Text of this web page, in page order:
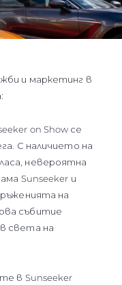
и маркетинг в
on Show се
С наличието на
невероятна
Sunseeker и
на
събитие
света на
в Sunseeker